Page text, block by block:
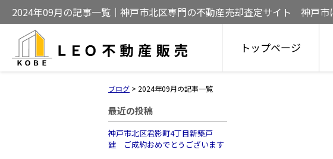
2024年09月の記事一覧｜神戸市北区専門の不動産売却査定サイト 神戸
売却をサポート
トップページ
ブログ > 2024年09月の記事一覧
最近の投稿
神戸市北区君影町4丁目新築戸
建 ご成約おめでとうございます